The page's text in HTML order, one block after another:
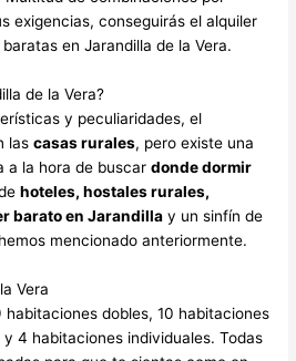
exigencias, conseguirás el alquiler
en Jarandilla de la Vera.
de la Vera?
y peculiaridades, el
lascasas rurales, pero existe una
a la hora de buscardonde dormir
hoteles, hostales rurales,
barato en Jarandilla y un sinfín de
mencionado anteriormente.
Vera
habitaciones dobles, 10 habitaciones
4 habitaciones individuales. Todas